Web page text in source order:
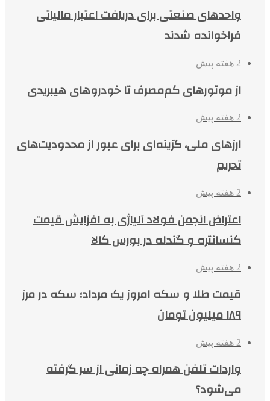
واحدهای صنعتی برای دریافت اعتبار مالیاتی
فراخوانده شدند
2 هفته پیش
از موتورهای کم‌مصرف تا خودروهای هیبریدی
2 هفته پیش
ارزهای ملی، گزینه‌ای برای عبور از محدودیت‌های
تحریم
2 هفته پیش
اعتراض انجمن فولاد آلیاژی به افزایش قیمت
کنسانتره و گندله در بورس کالا
2 هفته پیش
قیمت طلا و سکه امروز یک مرداد؛ سکه در مرز
۱۸۹ میلیون تومان
2 هفته پیش
واردات تلفن همراه چه زمانی از سر گرفته
می‌شود؟